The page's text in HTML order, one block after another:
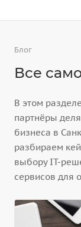
Блог
Все
В этом
партнёры
бизнеса в
разбираем
выбору IT-
сервисов для